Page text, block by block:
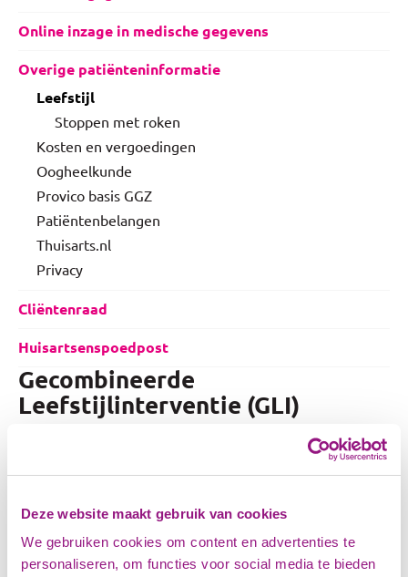
Deze website maakt gebruik van cookies
We gebruiken cookies om content en advertenties te
personaliseren, om functies voor social media te bieden
Online inzage in medische gegevens
Overige patiënteninformatie
Leefstijl
Stoppen met roken
Kosten en vergoedingen
Oogheelkunde
Provico basis GGZ
Patiëntenbelangen
Thuisarts.nl
Privacy
Cliëntenraad
Huisartsenspoedpost
Gecombineerde
Leefstijlinterventie (GLI)
van de interventie is een gezondere leefstijl en
regio Cohesie wordt aangeboden heet CooL.